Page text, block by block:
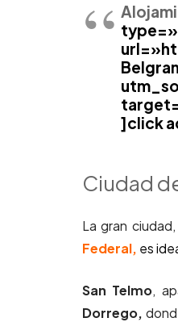
]click
Ciudad
La gran
Federal, es
San Telmo,
Dorrego,